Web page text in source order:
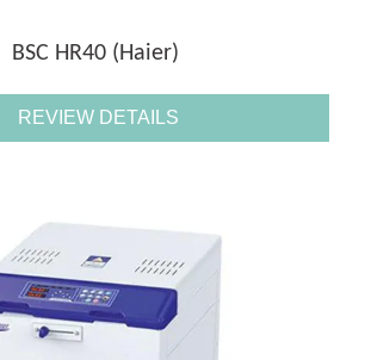
BSC HR40 (Haier)
REVIEW DETAILS